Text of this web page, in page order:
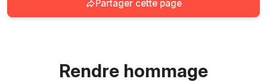
Partager cette page
Rendre hommage